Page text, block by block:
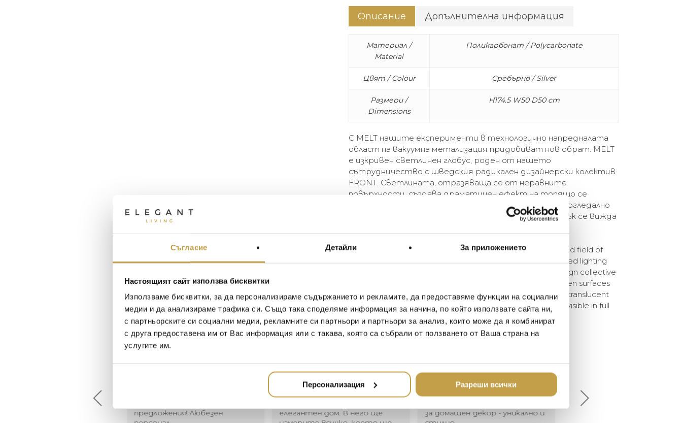
Съгласие Детайли За приложението
Настоящият сайт използва бисквитки
Използваме бисквитки, за да персонализираме съдържанието и рекламите, да предоставяме функции на социални
медии и да анализираме трафика си. Също така споделяме информация за начина, по който използвате сайта ни,
с партньорските си социални медии, рекламните си партньори и партньори за анализ, които може да я комбинират
с друга предоставена им от Вас информация или с такава, която са събрали от ползването от Ваша страна на
услугите им.
Персонализация Разреши всички
Описание Допълнителна информация
Материал /
Material
Поликарбонат / Polycarbonate
Цвят / Colour Сребърно / Silver
Размери /
Dimensions
H174.5 W50 D50 cm
С MELT нашите експерименти в технологично напредналата
област на вакуумна метализация придобиват нов обрат. MELT
е изкривен светлинен глобус, роден от нашето
сътрудничество с шведския радикален дизайнерски колектив
FRONT. Светлината, отразяваща се от неравните
повърхности, създава драматичен ефект на топящо се
стъкло. MELT е полупрозрачен, когато е включен, и с огледално
покритие, когато е изключен. Вътрешният му блясък се вижда
With MELT, our experiments in the technologically advanced field of
vacuum metallisation take on a new twist. MELT is a distorted lighting
globe born from our collaboration with Swedish radical design collective
FRONT. The light bouncing and reflecting around the uneven surfaces
creates a dramatic melting hot blown glass effect. MELT is translucent
when on and mirror finish when off. Its internal luminosity is visible in full
daylight.
Георги Питов
предложения! Любезен
Иван Иванов
елегантен дом. В него ще
Ивелина Линковска
за домашен декор - уникално и
Хареса ми